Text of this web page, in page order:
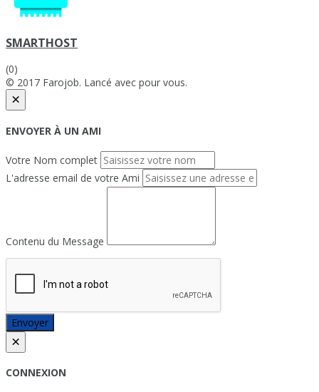
SMARTHOST
(0)
© 2017 Farojob. Lancé avec pour vous.
×
ENVOYER À UN AMI
Votre Nom complet
L'adresse email de votre Ami
Contenu du Message
Envoyer
×
CONNEXION